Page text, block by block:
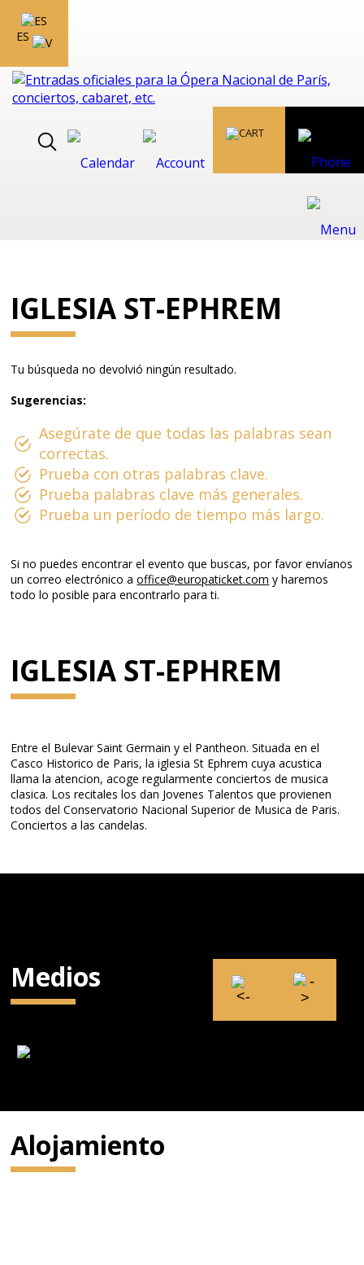
ES
IGLESIA ST-EPHREM
Tu búsqueda no devolvió ningún resultado.
Sugerencias:
Asegúrate de que todas las palabras sean
correctas.
Prueba con otras palabras clave.
Prueba palabras clave más generales.
Prueba un período de tiempo más largo.
Si no puedes encontrar el evento que buscas, por favor envíanos
un correo electrónico aoffice@europaticket.com y haremos
todo lo posible para encontrarlo para ti.
IGLESIA ST-EPHREM
Entre el Bulevar Saint Germain y el Pantheon. Situada en el
Casco Historico de Paris, la iglesia St Ephrem cuya acustica
llama la atencion, acoge regularmente conciertos de musica
clasica. Los recitales los dan Jovenes Talentos que provienen
todos del Conservatorio Nacional Superior de Musica de Paris.
Conciertos a las candelas.
Medios
Alojamiento